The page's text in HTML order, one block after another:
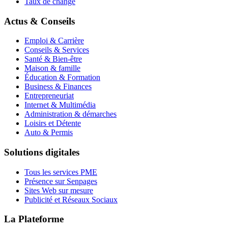
Actus & Conseils
Emploi & Carrière
Conseils & Services
Santé & Bien-être
Maison & famille
Éducation & Formation
Business & Finances
Entrepreneuriat
Internet & Multimédia
Administration & démarches
Loisirs et Détente
Auto & Permis
Solutions digitales
Tous les services PME
Présence sur Senpages
Sites Web sur mesure
Publicité et Réseaux Sociaux
La Plateforme